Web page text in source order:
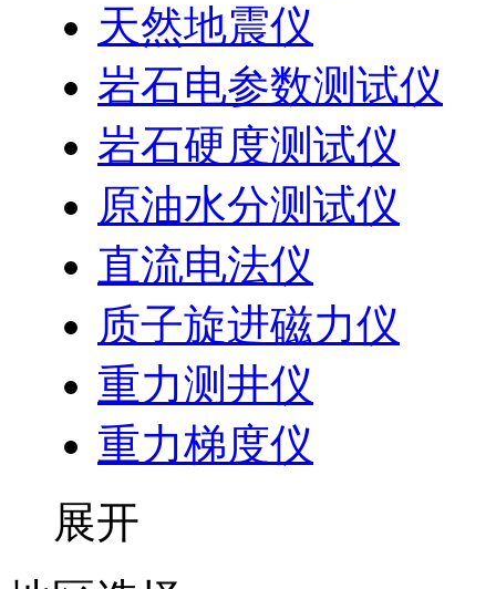
天然地震仪
岩石电参数测试仪
岩石硬度测试仪
原油水分测试仪
直流电法仪
质子旋进磁力仪
重力测井仪
重力梯度仪
展开